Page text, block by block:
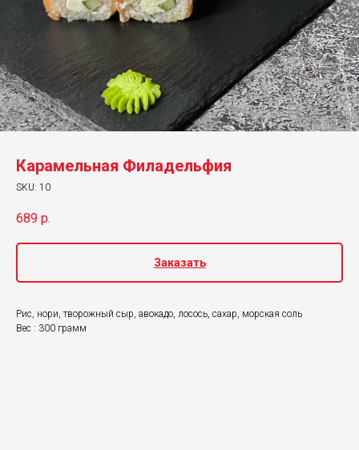
Карамельная Филадельфия
SKU: 10
689 р.
Заказать
Рис, нори, творожный сыр, авокадо, лосось, сахар, морская соль
Вес : 300 грамм